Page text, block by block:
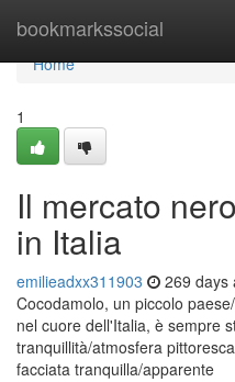
bookmarkssocial
Home
Home
1
Il mercato
in Italia
emilieadxx311903 269 days
Cocodamolo, un piccolo
nel cuore dell'Italia, è sempre
tranquillità/atmosfera
facciata tranquilla/apparente